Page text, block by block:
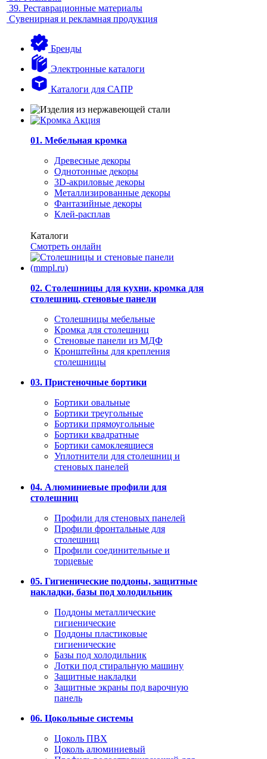
39. Реставрационные материалы
Сувенирная и рекламная продукция
Бренды
Электронные каталоги
Каталоги для САПР
01. Мебельная кромка
Древесные декоры
Однотонные декоры
3D-акриловые декоры
Металлизированные декоры
Фантазийные декоры
Клей-расплав
Каталоги
Смотреть онлайн
02. Столешницы для кухни, кромка для
столешниц, стеновые панели
Столешницы мебельные
Кромка для столешниц
Стеновые панели из МДФ
Кронштейны для крепления
столешницы
03. Пристеночные бортики
Бортики овальные
Бортики треугольные
Бортики прямоугольные
Бортики квадратные
Бортики самоклеящиеся
Уплотнители для столешниц и
стеновых панелей
04. Алюминиевые профили для
столешниц
Профили для стеновых панелей
Профили фронтальные для
столешниц
Профили соединительные и
торцевые
05. Гигиенические поддоны, защитные
накладки, базы под холодильник
Поддоны металлические
гигиенические
Поддоны пластиковые
гигиенические
Базы под холодильник
Лотки под стиральную машину
Защитные накладки
Защитные экраны под варочную
панель
06. Цокольные системы
Цоколь ПВХ
Цоколь алюминиевый